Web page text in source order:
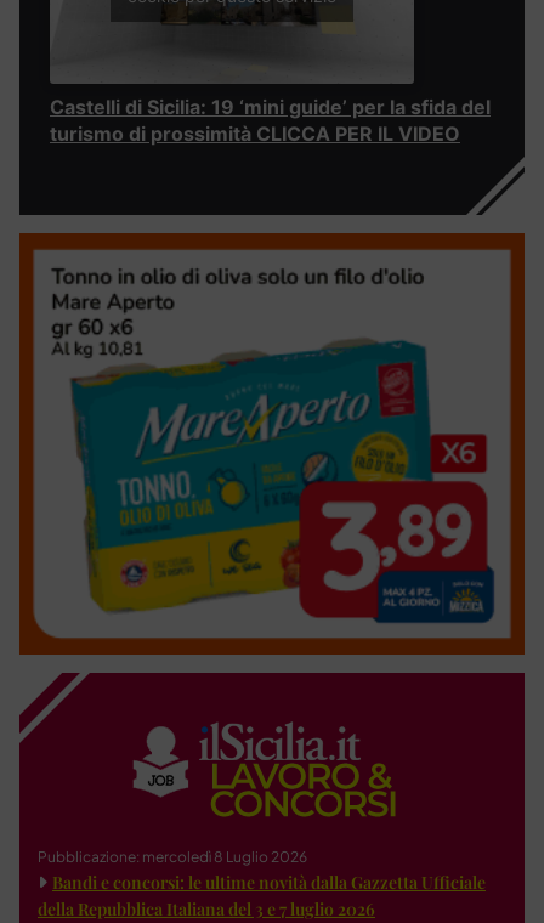
Castelli di Sicilia: 19 ‘mini guide’ per la sfida del
turismo di prossimità CLICCA PER IL VIDEO
Pubblicazione: mercoledì 8 Luglio 2026
Bandi e concorsi: le ultime novità dalla Gazzetta Ufficiale
della Repubblica Italiana del 3 e 7 luglio 2026